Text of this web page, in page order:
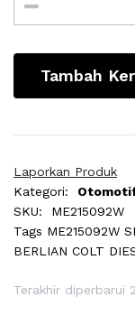
Tambah
Laporkan Produk
Kategori:
SKU:
ME215092W
Tags ME215092W
BERLIAN COLT
Terakhir diperbarui